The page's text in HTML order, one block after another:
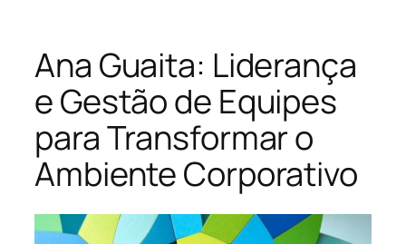
Ana Guaita: Liderança
e Gestão de Equipes
para Transformar o
Ambiente Corporativo